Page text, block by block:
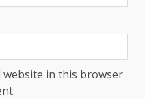
website in this browser